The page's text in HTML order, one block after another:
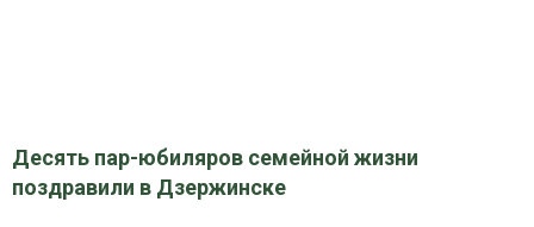
Десять пар-юбиляров семейной жизни
поздравили в Дзержинске